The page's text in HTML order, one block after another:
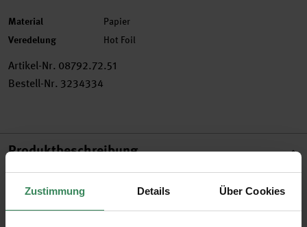
Zustimmung Details Über Cookies
Material Papier
Veredelung Hot Foil
Artikel-Nr. 08792.72.51
Bestell-Nr. 3234334
Produktbeschreibung
Die Paper Poetry 3D-Sticker sind perfekt für die individuelle